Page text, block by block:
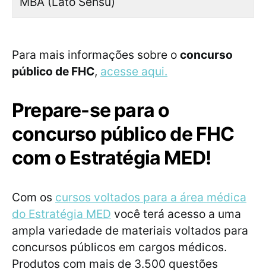
Para mais informações sobre o concurso
público de FHC, acesse aqui.
Prepare-se para o
concurso público de FHC
com o Estratégia MED!
Com os cursos voltados para a área médica
do Estratégia MED você terá acesso a uma
ampla variedade de materiais voltados para
concursos públicos em cargos médicos.
Produtos com mais de 3.500 questões